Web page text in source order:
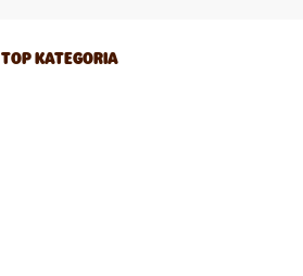
TOP KATEGORIA